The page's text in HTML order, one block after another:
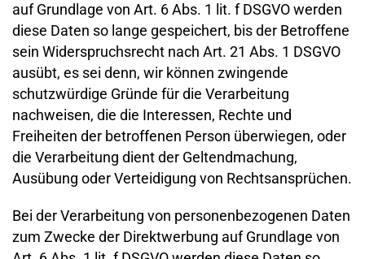
auf Grundlage von Art. 6 Abs. 1 lit. f DSGVO werden
diese Daten so lange gespeichert, bis der Betroffene
sein Widerspruchsrecht nach Art. 21 Abs. 1 DSGVO
ausübt, es sei denn, wir können zwingende
schutzwürdige Gründe für die Verarbeitung
nachweisen, die die Interessen, Rechte und
Freiheiten der betroffenen Person überwiegen, oder
die Verarbeitung dient der Geltendmachung,
Ausübung oder Verteidigung von Rechtsansprüchen.
Bei der Verarbeitung von personenbezogenen Daten
zum Zwecke der Direktwerbung auf Grundlage von